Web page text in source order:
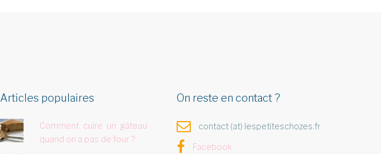
Articles populaires
Comment cuire un gâteau
quand on a pas de four ?
On reste en contact ?
contact (at) lespetiteschozes.fr
Facebook